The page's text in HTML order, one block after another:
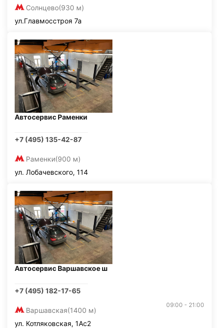
Солнцево(930 м)
ул.Главмосстроя 7а
Автосервис Раменки
+7 (495) 135-42-87
Раменки(900 м)
ул. Лобачевского, 114
Автосервис Варшавское ш
+7 (495) 182-17-65
Варшавская(1400 м)
09:00 - 21:00
ул. Котляковская, 1Ас2